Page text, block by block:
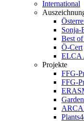
International
Sonja-
Best
Ö-Cert
ELCA
Projekte
FFG-
FFG-